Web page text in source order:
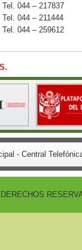
Tel. 044 – 217837
Tel. 044 – 211444
Tel. 044 – 259612
- Central